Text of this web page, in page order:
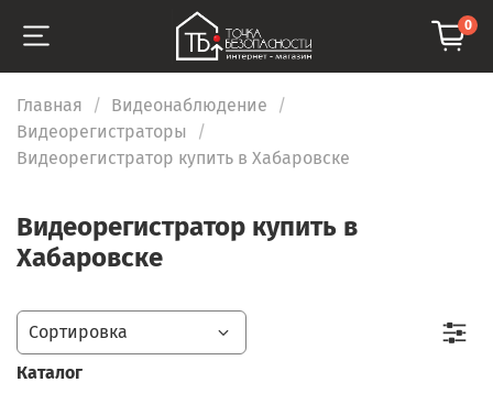
0
Главная
Видеонаблюдение
Видеорегистраторы
Видеорегистратор купить в Хабаровске
Видеорегистратор купить в
Хабаровске
Каталог